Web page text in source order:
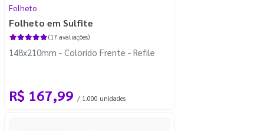
Folheto
Folheto em Sulfite
(17 avaliações)
148x210mm - Colorido Frente - Refile
R$ 167,99 / 1.000 unidades